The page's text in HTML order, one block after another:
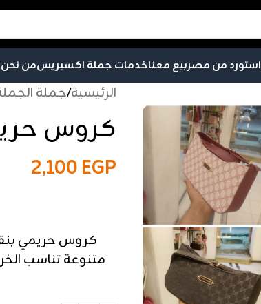
استورد من مصربيع معناخدمات جملة اكسبريسمن نحن
الرئيسية/جملة
كروس حريمي
2,100EGP
كروس حريمي